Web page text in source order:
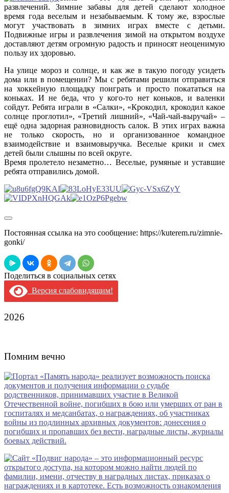
развлечений. Зимние забавы для детей сделают холодное
время года веселым и незабываемым. К тому же, взрослые
могут участвовать в зимних играх вместе с детьми.
Подвижные игры и развлечения зимой на открытом воздухе
доставляют детям огромную радость и приносят неоценимую
пользу их здоровью.
На улице мороз и солнце, и как же в такую погоду усидеть
дома или в помещении? Мы с ребятами решили отправиться
на хоккейную площадку поиграть и просто покататься на
коньках. И не беда, что у кого-то нет коньков, и валенки
сойдут. Ребята играли в «Салки», «Крокодил, крокодил какое
солнце проглотил», «Третий лишний», «Чай-чай-выручай» –
ещё одна задорная разновидность салок. В этих играх важна
не только скорость, но и организованное командное
взаимодействие и взаимовыручка. Веселые крики и смех
детей были слышны по всей округе.
Время пролетело незаметно… Веселые, румяные и уставшие
ребята отправились домой.
Постоянная ссылка на это сообщение: https://kuterem.ru/zimnie-
gonki/
Поделиться в социальных сетях
Версия слабовидящим!
2026
Помним вечно